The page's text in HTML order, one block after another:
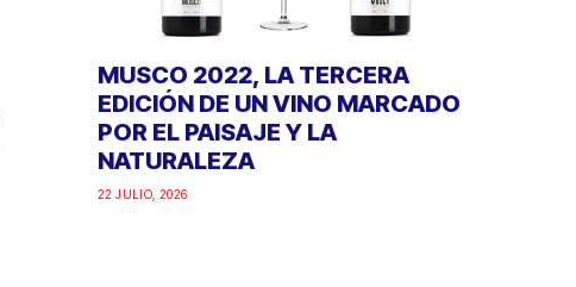
MUSCO 2022, LA TERCERA
EDICIÓN DE UN VINO MARCADO
POR EL PAISAJE Y LA
NATURALEZA
22 JULIO, 2026